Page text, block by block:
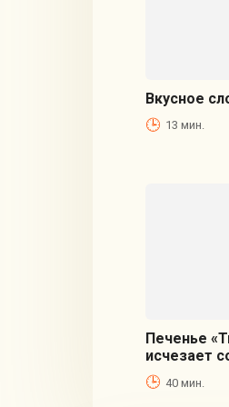
Вкусное
13 мин.
Печенье
исчезает
40 мин.